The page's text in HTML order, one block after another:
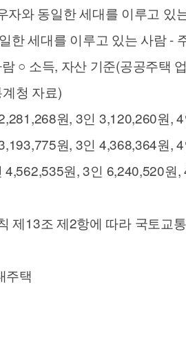
와 동일한 세대를 이루고
한 세대를 이루고 있는 사람 -
○ 소득, 자산 기준(공공주택
청 자료)
원, 3인 3,120,260원,
원, 3인 4,368,364원,
원, 3인 6,240,520원
제13조 제2항에 따라 국토교
주택